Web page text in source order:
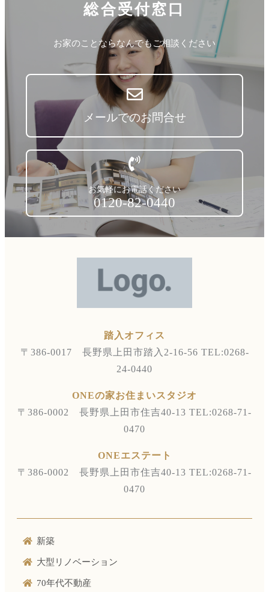
総合受付窓口
お家のことならなんでもご相談ください
メールでのお問合せ
お気軽にお電話ください
0120-82-0440
踏入オフィス
〒386-0017 長野県上田市踏入2-16-56 TEL:0268-
24-0440
ONEの家お住まいスタジオ
〒386-0002 長野県上田市住吉40-13 TEL:0268-71-
0470
ONEエステート
〒386-0002 長野県上田市住吉40-13 TEL:0268-71-
0470
新築
大型リノベーション
70年代不動産